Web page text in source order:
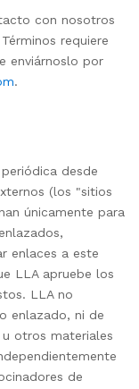
con nosotros
requiere
enviárnoslo por
.
desde
(los "sitios
únicamente para
enlaces a este
LLA apruebe los
LLA no
enlazado, ni de
otros materiales
de